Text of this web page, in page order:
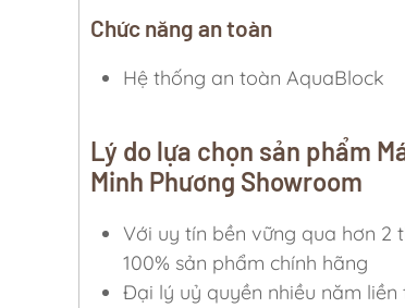
Chức năng an toàn
Hệ thống an toàn AquaBlock
Lý do lựa chọn sản phẩm
Minh Phương Showroom
Với uy tín bền vững qua hơn 2
100% sản phẩm chính hãng
Đại lý uỷ quyền nhiều năm